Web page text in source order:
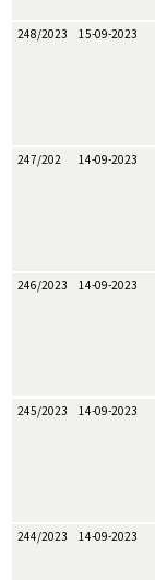
248/2023 15-09-2023
247/202 14-09-2023
246/2023 14-09-2023
245/2023 14-09-2023
244/2023 14-09-2023